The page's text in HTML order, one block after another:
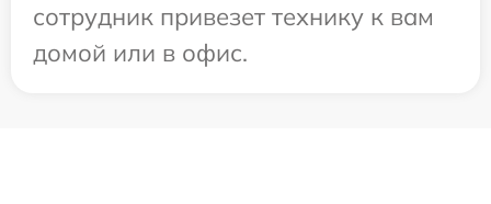
сотрудник привезет технику к вам
домой или в офис.